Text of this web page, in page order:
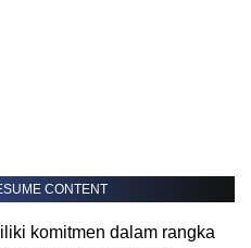
CONTENT
komitmen dalam rangka